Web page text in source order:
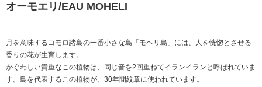
オーモエリ/EAU MOHELI
月を意味するコモロ諸島の一番小さな島「モヘリ島」には、人を恍惚とさせる
香りの花が生育します。
かぐわしい貴重なこの植物は、同じ音を2回重ねてイランイランと呼ばれていま
す。島を代表するこの植物が、30年間紋章に使われています。